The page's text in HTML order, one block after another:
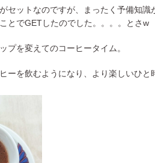
セットなのですが、まったく予備知識
とでGETしたのでした。。。。とさw
プを変えてのコーヒータイム。
ーを飲むようになり、より楽しいひと